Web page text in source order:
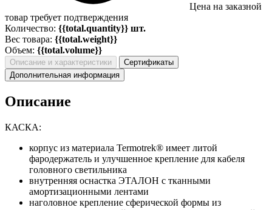
Цена на заказной
товар требует подтверждения
Количество: {{total.quantity}} шт.
Вес товара: {{total.weight}}
Объем: {{total.volume}}
Описание и характеристики
Сертификаты
Дополнительная информация
Описание
КАСКА:
корпус из материала Termotrek® имеет литой
фародержатель и улучшенное крепление для кабеля
головного светильника
внутренняя оснастка ЭТАЛОН с тканными
амортизационными лентами
наголовное крепление сферической формы из